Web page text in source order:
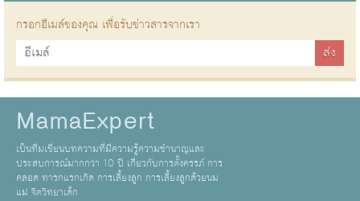
กรอกอีเมล์ของคุณ เพื่อรับข่าวสารจากเรา
MamaExpert
เป็นทีมเขียนบทความที่มีความรู้ความชำนาญและ
ประสบการณ์มากกว่า 10 ปี เกี่ยวกับการตั้งครรภ์ การ
คลอด ทารกแรกเกิด การเลี้ยงลูก การเลี้ยงลูกด้วยนม
แม่ จิตวิทยาเด็ก